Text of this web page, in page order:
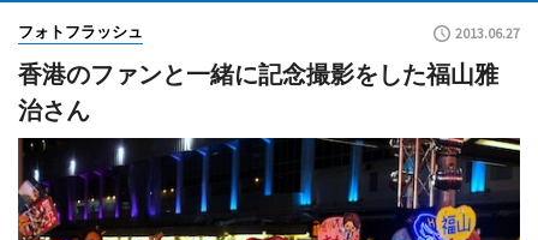
フォトフラッシュ 2013.06.27
香港のファンと一緒に記念撮影をした福山雅
治さん